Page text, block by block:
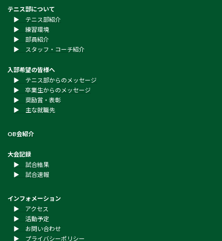
テニス部について
▶︎ テニス部紹介
▶︎ 練習環境
▶︎ 部員紹介
▶︎ スタッフ・コーチ紹介
入部希望の皆様へ
▶︎ テニス部からのメッセージ
▶︎ 卒業生からのメッセージ
▶︎ 奨励賞・表彰
▶︎ 主な就職先
OB会紹介
大会記録
▶︎ 試合結果
▶︎ 試合速報
インフォメーション
▶︎ アクセス
▶︎ 活動予定
▶︎ お問い合わせ
▶︎ プライバシーポリシー